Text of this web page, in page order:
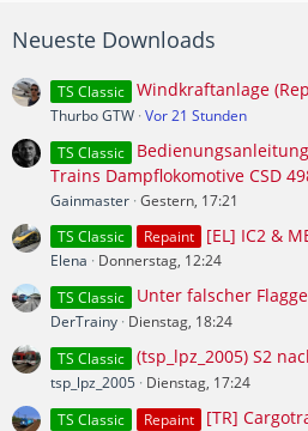
Neueste Downloads
TS Classic Windkraftanlage
Thurbo GTW Vor 21 Stunden
TS Classic
Trains Dampflokomotive CSD
Gainmaster Gestern, 17:21
TS Classic
Repaint [EL] IC2 &
Elena
Donnerstag, 12:24
TS Classic
Unter falscher Flagge
DerTrainy Dienstag, 18:24
TS Classic (tsp_lpz_2005) S2
tsp_lpz_2005
Dienstag, 17:24
TS Classic
Repaint [TR]